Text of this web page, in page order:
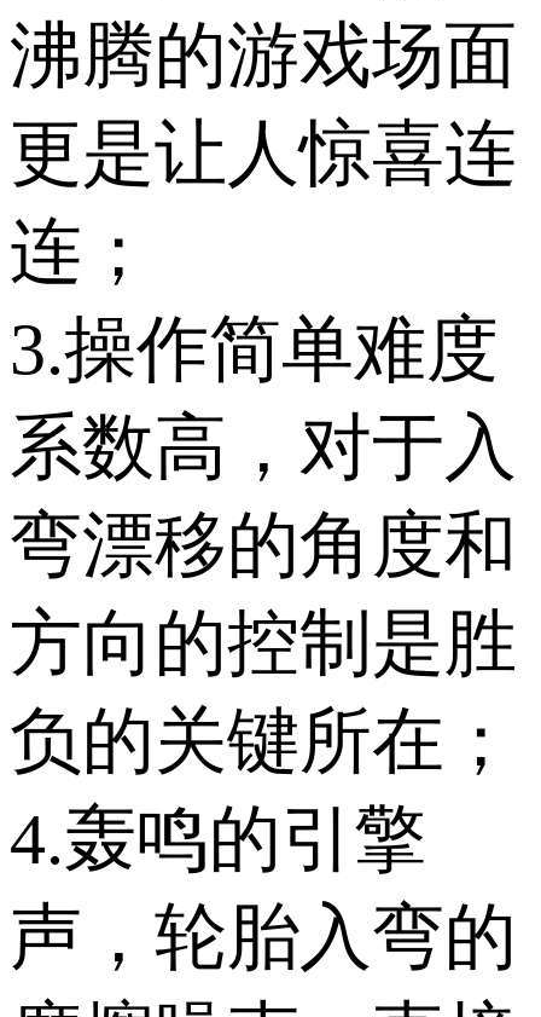
沸腾的游戏场面
更是让人惊喜连
连；
3.操作简单难度
系数高，对于入
弯漂移的角度和
方向的控制是胜
负的关键所在；
4.轰鸣的引擎
声，轮胎入弯的